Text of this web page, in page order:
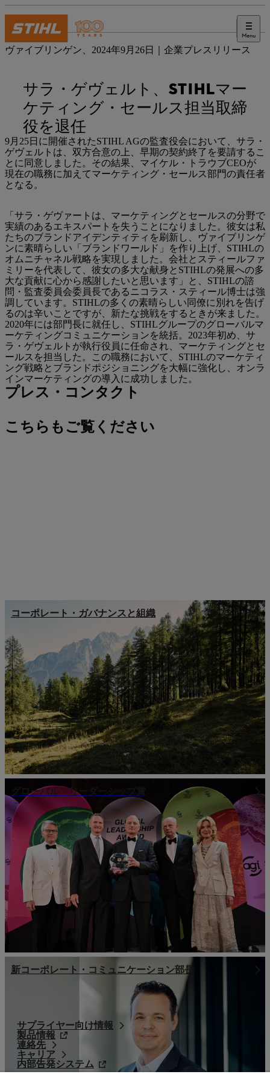
Menu
プレス
ヴァイブリンゲン、2024年9月26日｜企業プレスリリース
サラ・ゲヴェルト、STIHLマー
ケティング・セールス担当取締
役を退任
9月25日に開催されたSTIHL AGの監査役会において、サラ・
ゲヴェルトは、双方合意の上、早期の契約終了を要請するこ
とに同意しました。その結果、マイケル・トラウブCEOが
現在の職務に加えてマーケティング・セールス部門の責任者
となる。
「サラ・ゲヴァートは、マーケティングとセールスの分野で
実績のあるエキスパートを失うことになりました。彼女は私
たちのブランドアイデンティティを刷新し、ヴァイブリンゲ
ンに素晴らしい「ブランドワールド」を作り上げ、STIHLの
オムニチャネル戦略を実現しました。会社とスティールファ
ミリーを代表して、彼女の多大な献身とSTIHLの発展への多
大な貢献に心から感謝したいと思います」と、STIHLの諮
問・監査委員会委員長であるニコラス・スティール博士は強
調しています。STIHLの多くの素晴らしい同僚に別れを告げ
るのは辛いことですが、新たな挑戦をするときが来ました。
2020年には部門長に就任し、STIHLグループのグローバルマ
ーケティングコミュニケーションを統括。2023年初め、サ
ラ・ゲヴェルトが執行役員に任命され、マーケティングとセ
ールスを担当した。この職務において、STIHLのマーケティ
ング戦略とブランドポジショニングを大幅に強化し、オンラ
インマーケティングの導入に成功しました。
プレス・コンタクト
こちらもご覧ください
コーポレート・ガバナンスと組織
グローバル・リーダーシップ賞
新コーポレート・コミュニケーション部長
サプライヤー向け情報
製品情報
連絡先
キャリア
内部告発システム